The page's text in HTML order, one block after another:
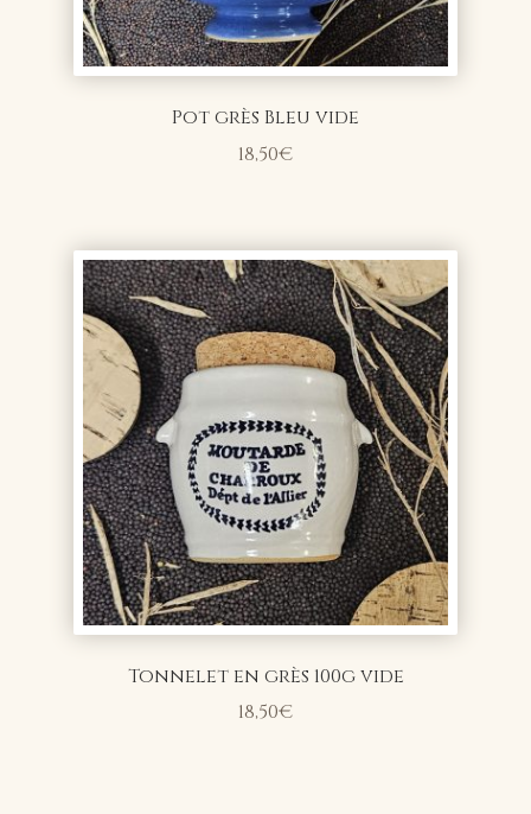
Pot grès Bleu vide
18,50€
Tonnelet en grès 100g vide
18,50€